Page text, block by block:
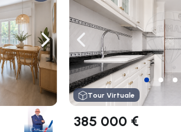
Naviga a destraNaviga a sinistra
Tour Virtuale
385 000 €